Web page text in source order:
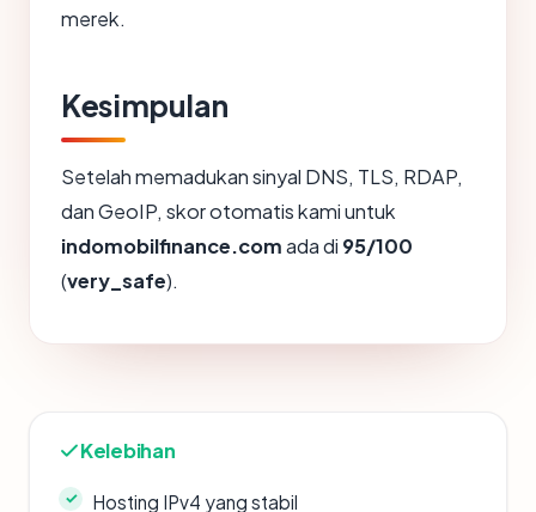
merek.
Kesimpulan
Setelah memadukan sinyal DNS, TLS, RDAP,
dan GeoIP, skor otomatis kami untuk
indomobilfinance.comada di 95/100
(very_safe).
Kelebihan
Hosting IPv4 yang stabil